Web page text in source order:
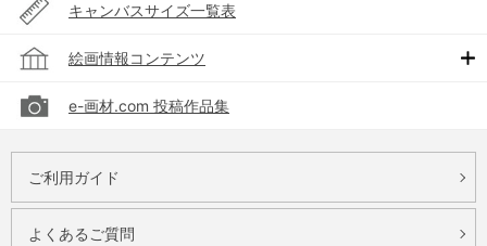
キャンバスサイズ一覧表
絵画情報コンテンツ
e-画材.com 投稿作品集
ご利用ガイド
よくあるご質問